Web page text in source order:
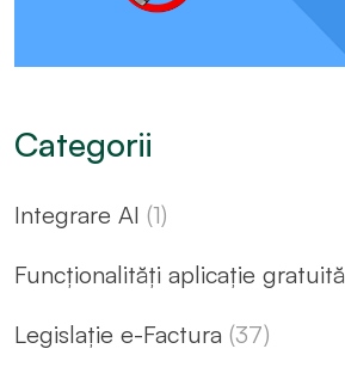
Categorii
Integrare AI (1)
Funcționalități aplicație gratuită
Legislație e-Factura (37)